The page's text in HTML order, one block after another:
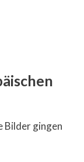
Bilder gingen